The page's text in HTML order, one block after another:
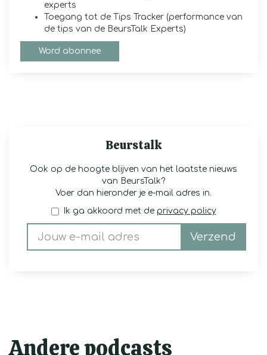
experts
Toegang tot de Tips Tracker (performance van
de tips van de BeursTalk Experts)
Word abonnee
Beurstalk
Ook op de hoogte blijven van het laatste nieuws
van BeursTalk?
Voer dan hieronder je e-mail adres in.
Ik ga akkoord met de privacy policy
Verzend
Andere podcasts